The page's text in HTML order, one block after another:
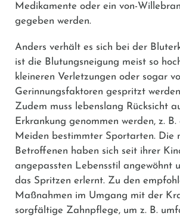
Medikamente oder ein von-
gegeben werden.
Anders verhält es sich bei der
ist die Blutungsneigung meist so
kleineren Verletzungen oder sogar
Gerinnungsfaktoren gespritzt
Zudem muss lebenslang Rücksicht
Erkrankung genommen werden, z.
Meiden bestimmter Sportarten. Die
Betroffenen haben sich seit ihrer
angepassten Lebensstil angewöhnt
das Spritzen erlernt. Zu den
Maßnahmen im Umgang mit der
sorgfältige Zahnpflege, um z. B.